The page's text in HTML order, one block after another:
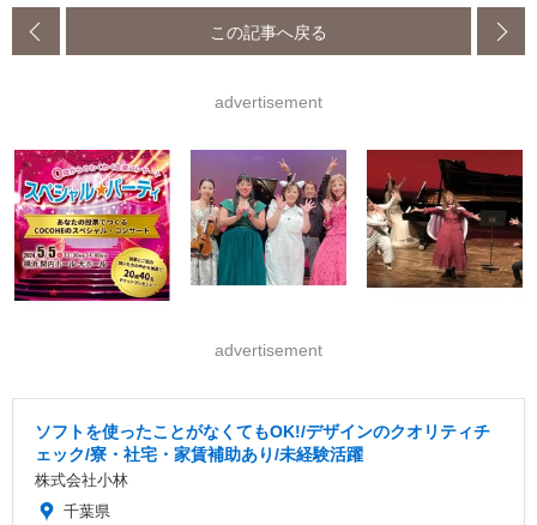
この記事へ戻る
advertisement
advertisement
ソフトを使ったことがなくてもOK!/デザインのクオリティチ
ェック/寮・社宅・家賃補助あり/未経験活躍
株式会社小林
千葉県